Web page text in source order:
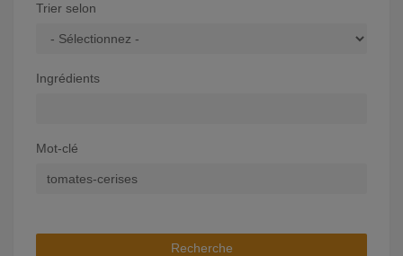
Trier selon
Ingrédients
Mot-clé
Recherche